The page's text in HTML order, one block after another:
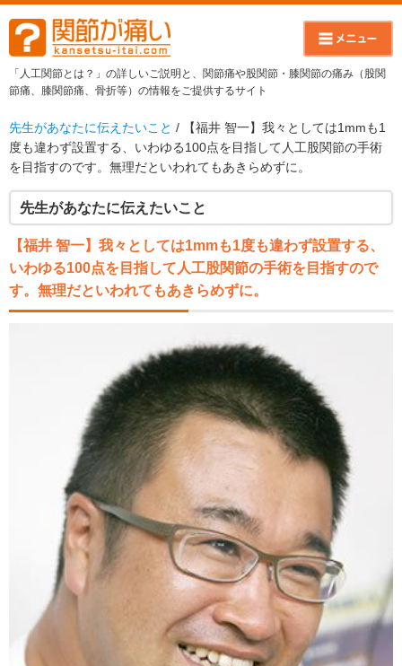
「人工関節とは？」の詳しいご説明と、関節痛や股関節・膝関節の痛み（股関
節痛、膝関節痛、骨折等）の情報をご提供するサイト
先生があなたに伝えたいこと / 【福井 智一】我々としては1mmも1
度も違わず設置する、いわゆる100点を目指して人工股関節の手術
を目指すのです。無理だといわれてもあきらめずに。
先生があなたに伝えたいこと
【福井 智一】我々としては1mmも1度も違わず設置する、
いわゆる100点を目指して人工股関節の手術を目指すので
す。無理だといわれてもあきらめずに。